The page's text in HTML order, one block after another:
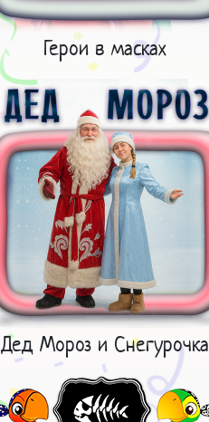
Герои в масках
Дед Мороз и Снегурочка